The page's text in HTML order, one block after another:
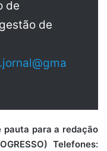
de
de
pauta para a redação
Telefones: